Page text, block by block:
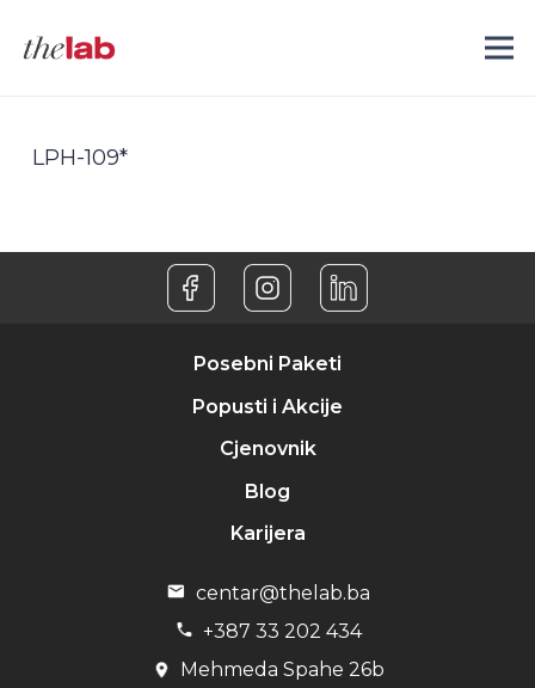
LPH-109*
Posebni Paketi
Popusti i Akcije
Cjenovnik
Blog
Karijera
centar@thelab.ba
+387 33 202 434
Mehmeda Spahe 26b